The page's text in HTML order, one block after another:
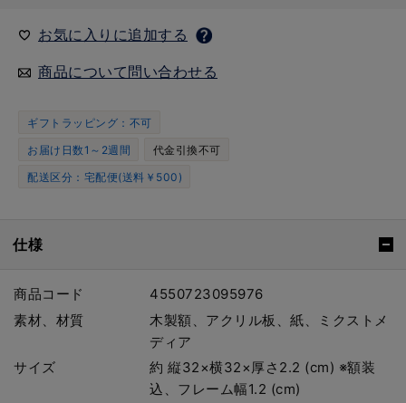
お気に入りに追加する
商品について問い合わせる
ギフトラッピング：不可
お届け日数1～2週間
代金引換不可
配送区分：宅配便(送料￥500)
仕様
商品コード
4550723095976
素材、材質
木製額、アクリル板、紙、ミクストメ
ディア
サイズ
約 縦32×横32×厚さ2.2 (cm) ※額装
込、フレーム幅1.2 (cm)